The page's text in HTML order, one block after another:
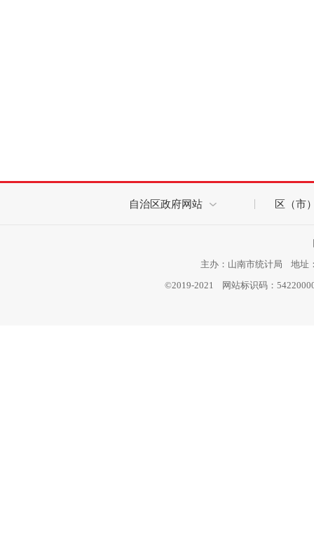
自治区政府网站 区（市
主办：山南市统计局 地址
©2019-2021 网站标识码：